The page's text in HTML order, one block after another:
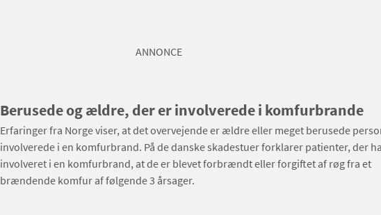
ANNONCE
Berusede og ældre, der er involverede i komfurbrande
Erfaringer fra Norge viser, at det overvejende er ældre eller meget berusede
involverede i en komfurbrand. På de danske skadestuer forklarer patienter, der
involveret i en komfurbrand, at de er blevet forbrændt eller forgiftet af røg fra et
brændende komfur af følgende 3 årsager.